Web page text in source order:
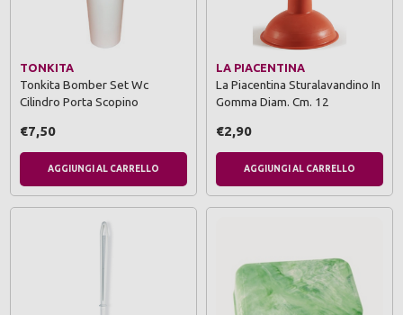
TONKITA
Tonkita Bomber Set Wc
Cilindro Porta Scopino
€7,50
AGGIUNGI AL CARRELLO
LA PIACENTINA
La Piacentina Sturalavandino In
Gomma Diam. Cm. 12
€2,90
AGGIUNGI AL CARRELLO